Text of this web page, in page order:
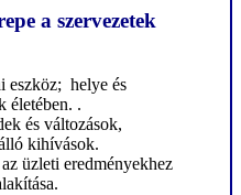
a szervezetek
eszköz; helye és
életében. .
és változások,
kihívások.
üzleti eredményekhez